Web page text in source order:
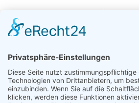
Russland mit dem Schiff
5. November 2019